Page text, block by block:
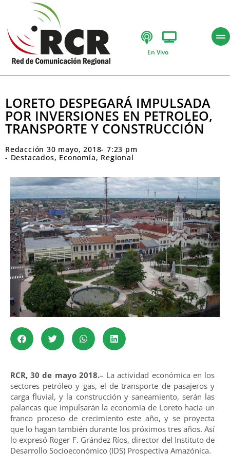
En Vivo
LORETO DESPEGARÁ IMPULSADA
POR INVERSIONES EN PETROLEO,
TRANSPORTE Y CONSTRUCCIÓN
Redacción 30 mayo, 2018- 7:23 pm
- Destacados, Economía, Regional
RCR, 30 de mayo 2018.– La actividad económica en los
sectores petróleo y gas, el de transporte de pasajeros y
carga fluvial, y la construcción y saneamiento, serán las
palancas que impulsarán la economía de Loreto hacia un
franco proceso de crecimiento este año, y se proyecta
que lo hagan también durante los próximos tres años. Así
lo expresó Roger F. Grández Ríos, director del Instituto de
Desarrollo Socioeconómico (IDS) Prospectiva Amazónica.